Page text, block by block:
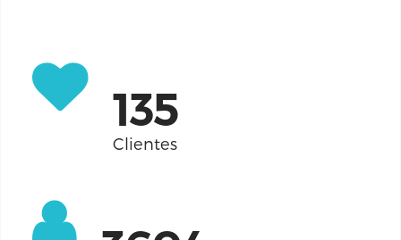
155
Clientes